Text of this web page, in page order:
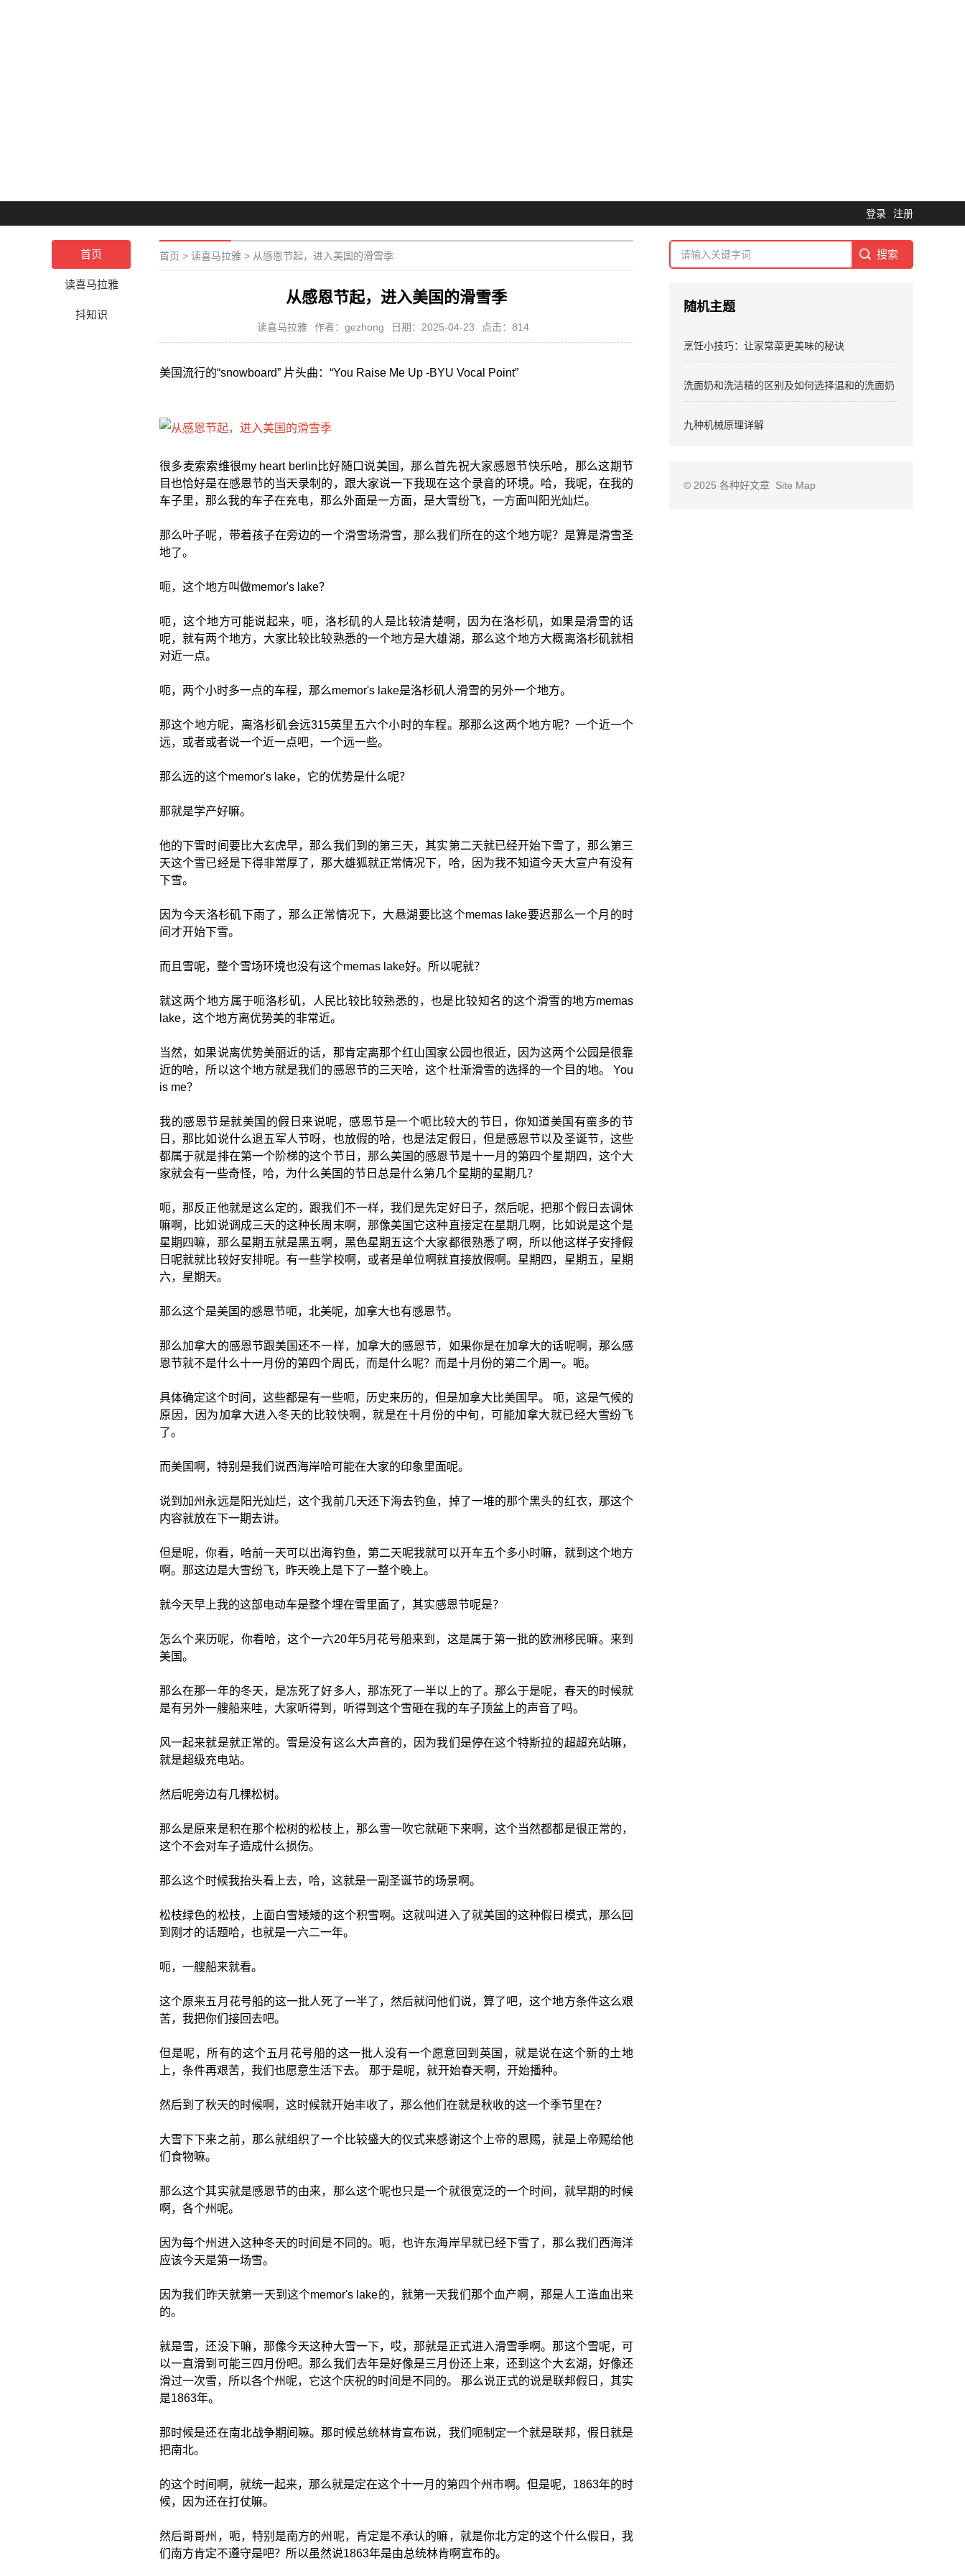
登录 注册
首页
读喜马拉雅
抖知识
首页 > 读喜马拉雅 > 从感恩节起，进入美国的滑雪季
从感恩节起，进入美国的滑雪季
读喜马拉雅 作者：gezhong 日期：2025-04-23 点击：814
美国流行的“snowboard” 片头曲：“You Raise Me Up -BYU Vocal Point”
很多麦索索维很my heart berlin比好随口说美国，那么首先祝大家感恩节快乐哈，那么这期节
目也恰好是在感恩节的当天录制的，跟大家说一下我现在这个录音的环境。哈，我呢，在我的
车子里，那么我的车子在充电，那么外面是一方面，是大雪纷飞，一方面叫阳光灿烂。
那么叶子呢，带着孩子在旁边的一个滑雪场滑雪，那么我们所在的这个地方呢？是算是滑雪圣
地了。
呃，这个地方叫做memor's lake？
呃，这个地方可能说起来，呃，洛杉矶的人是比较清楚啊，因为在洛杉矶，如果是滑雪的话
呢，就有两个地方，大家比较比较熟悉的一个地方是大雄湖，那么这个地方大概离洛杉矶就相
对近一点。
呃，两个小时多一点的车程，那么memor's lake是洛杉矶人滑雪的另外一个地方。
那这个地方呢，离洛杉矶会远315英里五六个小时的车程。那那么这两个地方呢？一个近一个
远，或者或者说一个近一点吧，一个远一些。
那么远的这个memor's lake，它的优势是什么呢？
那就是学产好嘛。
他的下雪时间要比大玄虎早，那么我们到的第三天，其实第二天就已经开始下雪了，那么第三
天这个雪已经是下得非常厚了，那大雄狐就正常情况下，哈，因为我不知道今天大宣户有没有
下雪。
因为今天洛杉矶下雨了，那么正常情况下，大悬湖要比这个memas lake要迟那么一个月的时
间才开始下雪。
而且雪呢，整个雪场环境也没有这个memas lake好。所以呢就？
就这两个地方属于呃洛杉矶，人民比较比较熟悉的，也是比较知名的这个滑雪的地方memas
lake，这个地方离优势美的非常近。
当然，如果说离优势美丽近的话，那肯定离那个红山国家公园也很近，因为这两个公园是很靠
近的哈，所以这个地方就是我们的感恩节的三天哈，这个杜渐滑雪的选择的一个目的地。 You
is me？
我的感恩节是就美国的假日来说呢，感恩节是一个呃比较大的节日，你知道美国有蛮多的节
日，那比如说什么退五军人节呀，也放假的哈，也是法定假日，但是感恩节以及圣诞节，这些
都属于就是排在第一个阶梯的这个节日，那么美国的感恩节是十一月的第四个星期四，这个大
家就会有一些奇怪，哈，为什么美国的节日总是什么第几个星期的星期几？
呃，那反正他就是这么定的，跟我们不一样，我们是先定好日子，然后呢，把那个假日去调休
嘛啊，比如说调成三天的这种长周末啊，那像美国它这种直接定在星期几啊，比如说是这个是
星期四嘛，那么星期五就是黑五啊，黑色星期五这个大家都很熟悉了啊，所以他这样子安排假
日呢就就比较好安排呢。有一些学校啊，或者是单位啊就直接放假啊。星期四，星期五，星期
六，星期天。
那么这个是美国的感恩节呃，北美呢，加拿大也有感恩节。
那么加拿大的感恩节跟美国还不一样，加拿大的感恩节，如果你是在加拿大的话呢啊，那么感
恩节就不是什么十一月份的第四个周氏，而是什么呢？而是十月份的第二个周一。呃。
具体确定这个时间，这些都是有一些呃，历史来历的，但是加拿大比美国早。 呃，这是气候的
原因，因为加拿大进入冬天的比较快啊，就是在十月份的中旬，可能加拿大就已经大雪纷飞
了。
而美国啊，特别是我们说西海岸哈可能在大家的印象里面呢。
说到加州永远是阳光灿烂，这个我前几天还下海去钓鱼，掉了一堆的那个黑头的红衣，那这个
内容就放在下一期去讲。
但是呢，你看，哈前一天可以出海钓鱼，第二天呢我就可以开车五个多小时嘛，就到这个地方
啊。那这边是大雪纷飞，昨天晚上是下了一整个晚上。
就今天早上我的这部电动车是整个埋在雪里面了，其实感恩节呢是？
怎么个来历呢，你看哈，这个一六20年5月花号船来到，这是属于第一批的欧洲移民嘛。来到
美国。
那么在那一年的冬天，是冻死了好多人，那冻死了一半以上的了。那么于是呢，春天的时候就
是有另外一艘船来哇，大家听得到，听得到这个雪砸在我的车子顶盆上的声音了吗。
风一起来就是就正常的。雪是没有这么大声音的，因为我们是停在这个特斯拉的超超充站嘛，
就是超级充电站。
然后呢旁边有几棵松树。
那么是原来是积在那个松树的松枝上，那么雪一吹它就砸下来啊，这个当然都都是很正常的，
这个不会对车子造成什么损伤。
那么这个时候我抬头看上去，哈，这就是一副圣诞节的场景啊。
松枝绿色的松枝，上面白雪矮矮的这个积雪啊。这就叫进入了就美国的这种假日模式，那么回
到刚才的话题哈，也就是一六二一年。
呃，一艘船来就看。
这个原来五月花号船的这一批人死了一半了，然后就问他们说，算了吧，这个地方条件这么艰
苦，我把你们接回去吧。
但是呢，所有的这个五月花号船的这一批人没有一个愿意回到英国，就是说在这个新的土地
上，条件再艰苦，我们也愿意生活下去。 那于是呢，就开始春天啊，开始播种。
然后到了秋天的时候啊，这时候就开始丰收了，那么他们在就是秋收的这一个季节里在？
大雪下下来之前，那么就组织了一个比较盛大的仪式来感谢这个上帝的恩赐，就是上帝赐给他
们食物嘛。
那么这个其实就是感恩节的由来，那么这个呢也只是一个就很宽泛的一个时间，就早期的时候
啊，各个州呢。
因为每个州进入这种冬天的时间是不同的。呃，也许东海岸早就已经下雪了，那么我们西海洋
应该今天是第一场雪。
因为我们昨天就第一天到这个memor's lake的，就第一天我们那个血产啊，那是人工造血出来
的。
就是雪，还没下嘛，那像今天这种大雪一下，哎，那就是正式进入滑雪季啊。那这个雪呢，可
以一直滑到可能三四月份吧。那么我们去年是好像是三月份还上来，还到这个大玄湖，好像还
滑过一次雪，所以各个州呢，它这个庆祝的时间是不同的。 那么说正式的说是联邦假日，其实
是1863年。
那时候是还在南北战争期间嘛。那时候总统林肯宣布说，我们呃制定一个就是联邦，假日就是
把南北。
的这个时间啊，就统一起来，那么就是定在这个十一月的第四个州市啊。但是呢，1863年的时
候，因为还在打仗嘛。
然后哥哥州，呃，特别是南方的州呢，肯定是不承认的嘛，就是你北方定的这个什么假日，我
们南方肯定不遵守是吧？所以虽然说1863年是由总统林肯啊宣布的。
随机主题
烹饪小技巧：让家常菜更美味的秘诀
洗面奶和洗洁精的区别及如何选择温和的洗面奶
九种机械原理详解
© 2025 各种好文章 Site Map